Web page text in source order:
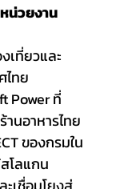
น่วยงาน
ไทย
Power ที่
นอาหารไทย
ของกรมใน
โลแกน